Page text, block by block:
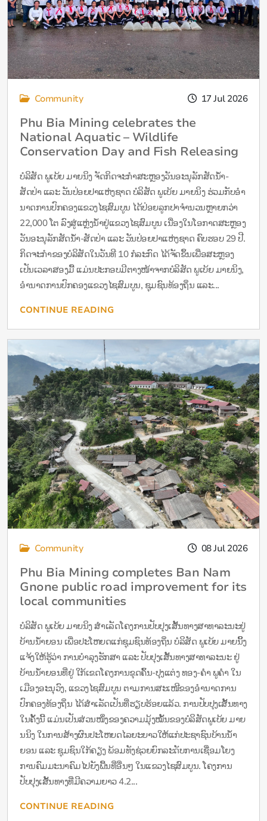
Community 17 Jul 2026
Phu Bia Mining celebrates the
National Aquatic – Wildlife
Conservation Day and Fish Releasing
ບໍລິສັດ ພູເບ້ຍ ມາຍນິງ ຈັດກິດຈະກຳສະຫຼອງວັນອະນຸລັກສັດນໍ້າ-
ສັດປ່າ ແລະ ວັນປ່ອຍປາແຫ່ງຊາດ ບໍລິສັດ ພູເບ້ຍ ມາຍນິງ ຮ່ວມກັບອໍາ
ນາດການປົກຄອງແຂວງໄຊສົມບູນ ໄດ້ປ່ອຍລູກປາຈຳນວນຫຼາຍກວ່າ
22,000 ໂຕ ລົງສູ່ແຫຼ່ງນໍ້າຢູ່ແຂວງໄຊສົມບູນ ເນື່ອງໃນໂອກາດສະຫຼອງ
ວັນອະນຸລັກສັດນໍ້າ-ສັດປ່າ ແລະ ວັນປ່ອຍປາແຫ່ງຊາດ ຄົບຮອບ 29 ປີ.
ກິດຈະກຳຂອງບໍລິສັດໃນວັນທີ 10 ກໍລະກົດ ໄດ້ຈັດຂຶ້ນເພື່ອສະຫຼອງ
ເປັນເວລາສອງມື້ ແມ່ນປະກອບມີຕາງໜ້າຈາກບໍລິສັດ ພູເບ້ຍ ມາຍນິງ,
ອໍານາດການປົກຄອງແຂວງໄຊສົມບູນ, ຊຸມຊົນທ້ອງຖິ່ນ ແລະ...
CONTINUE READING
Community 08 Jul 2026
Phu Bia Mining completes Ban Nam
Gnone public road improvement for its
local communities
ບໍລິສັດ ພູເບ້ຍ ມາຍນິງ ສຳເລັດໂຄງການປັບປຸງເສັ້ນທາງສາທາລະນະຢູ່
ບ້ານນໍ້າຍອນ ເພື່ອປະໂຫຍດແກ່ຊຸມຊົນທ້ອງຖິ່ນ ບໍລິສັດ ພູເບ້ຍ ມາຍນິິ້ງ
ແຈ້ງໃຫ້ຮູ້ວ່າ ການບຳລຸງຮັກສາ ແລະ ປັບປຸງເສັ້ນທາງສາທາລະນະ ຢູ່
ບ້ານນໍ້າຍອນທີ່ຢູ່ ໃກ້ເຂດໂຄງການຂຸດຄົ້ນ-ປຸງແຕ່ງ ທອງ-ຄຳ ພູຄຳ ໃນ
ເມືອງອະນຸວົງ, ແຂວງໄຊສົມບູນ ຕາມການສະເໜີຂອງອຳນາດການ
ປົກຄອງທ້ອງຖິ່ນ ໄດ້ສຳເລັດເປັນທີ່ຮຽບຮ້ອຍແລ້ວ. ການປັບປຸງເສັ້ນທາງ
ໃນຄັ້ງນີ້ ແມ່ນເປັນສ່ວນໜຶ່ງຂອງຄວາມມຸ້ງໝັ້ນຂອງບໍລິສັດພູເບ້ຍ ມາຍ
ນນິງ ໃນການສ້າງຜົນປະໂຫຍດໄລຍະຍາວໃຫ້ແກ່ປະຊາຊົນບ້ານນໍ້າ
ຍອນ ແລະ ຊຸມຊົນໃກ້ຄຽງ ພ້ອມທັງຊ່ວຍຍົກລະດັບການເຊື່ອມໂຍງ
ການຄົມມະນາຄົມໄປຍັງພື້ນທີ່ອື່ນໆ ໃນແຂວງໄຊສົມບູນ. ໂຄງການ
ປັບປຸງເສັ້ນທາງທີ່ມີຄວາມຍາວ 4.2...
CONTINUE READING